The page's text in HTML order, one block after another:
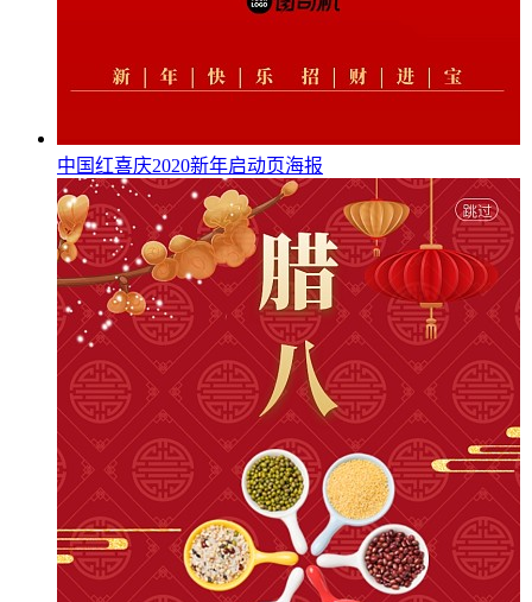
中国红喜庆2020新年启动页海报